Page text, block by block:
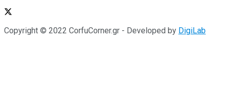
Copyright © 2022 CorfuCorner.gr - Developed by DigiLab